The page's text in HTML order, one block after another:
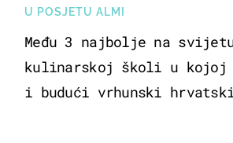
U POSJETU ALMI
Među 3 najbolje na
kulinarskoj školi u kojoj
i budući vrhunski